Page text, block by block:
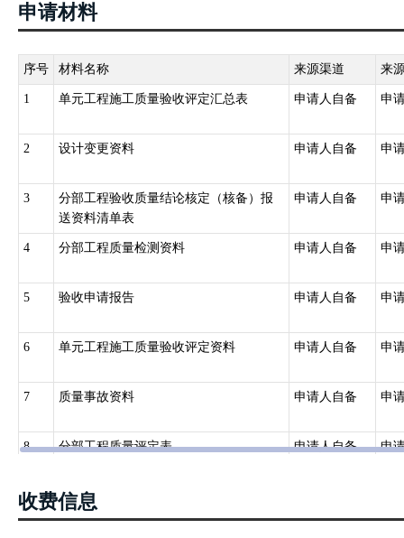
申请材料
序号 材料名称 来源渠道 来
1 单元工程施工质量验收评定汇总表 申请人自备 申
2 设计变更资料 申请人自备 申
3
分部工程验收质量结论核定（核备）报
送资料清单表
申请人自备 申
4 分部工程质量检测资料 申请人自备 申
5 验收申请报告 申请人自备 申
6 单元工程施工质量验收评定资料 申请人自备 申
7 质量事故资料 申请人自备 申
8 分部工程质量评定表 申请人自备 申
9 质量缺陷备案资料
收费信息